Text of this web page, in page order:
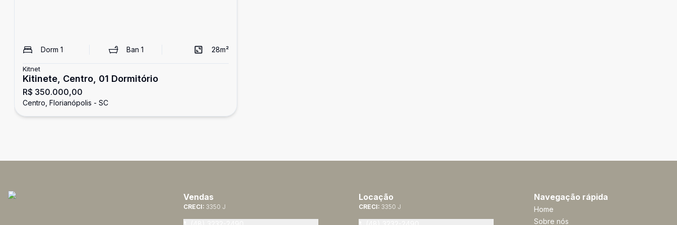
Dorm 1 Ban 1 28m²
Kitnet
Kitinete, Centro, 01 Dormitório
R$ 350.000,00
Centro, Florianópolis - SC
Vendas
CRECI: 3350 J
Locação
CRECI: 3350 J
Navegação rápida
Home
Sobre nós